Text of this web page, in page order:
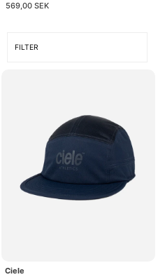
569,00 SEK
FILTER
Ciele